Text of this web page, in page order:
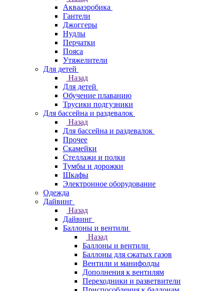
Аквааэробика
Гантели
Джоггеры
Нудлы
Перчатки
Пояса
Утяжелители
Для детей
Назад
Для детей
Обучение плаванию
Трусики подгузники
Для бассейна и раздевалок
Назад
Для бассейна и раздевалок
Прочее
Скамейки
Стеллажи и полки
Тумбы и дорожки
Шкафы
Электронное оборудование
Одежда
Дайвинг
Назад
Дайвинг
Баллоны и вентили
Назад
Баллоны и вентили
Баллоны для сжатых газов
Вентили и манифолды
Дополнения к вентилям
Переходники и разветвители